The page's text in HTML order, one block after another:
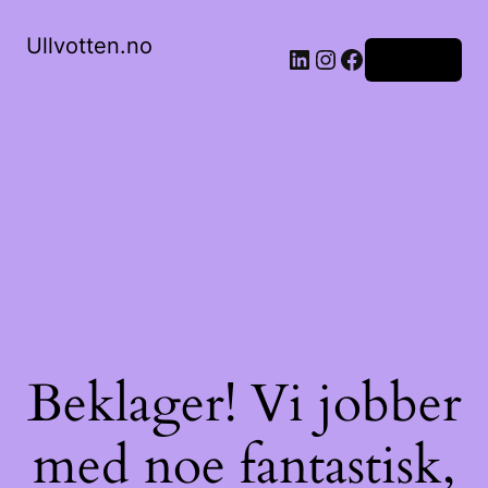
Ullvotten.no LinkedIn
Instagram
Facebook
Beklager! Vi jobber
med noe fantastisk,